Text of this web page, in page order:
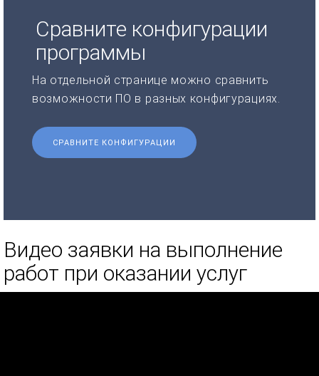
Сравните конфигурации
программы
На отдельной странице можно сравнить
возможности ПО в разных конфигурациях.
СРАВНИТЕ КОНФИГУРАЦИИ
Видео заявки на выполнение
работ при оказании услуг